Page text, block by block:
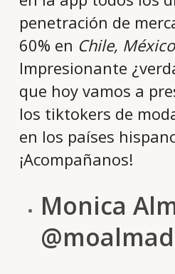
penetración de
60% en Chile,
Impresionante
que hoy vamos a
los tiktokers de
en los países
¡Acompañanos!
Monica